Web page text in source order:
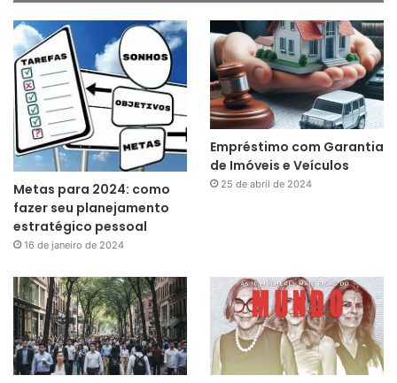
Metas para 2024: como
fazer seu planejamento
estratégico pessoal
16 de janeiro de 2024
Empréstimo com Garantia
de Imóveis e Veículos
25 de abril de 2024